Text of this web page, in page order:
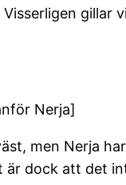
Visserligen gillar
Nerja]
men Nerja
dock att det